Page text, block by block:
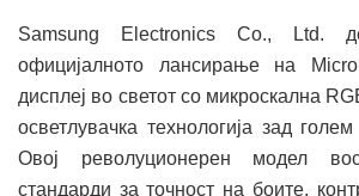
Samsung Electronics Co., Ltd.
официјалното лансирање на
дисплеј во светот со микроскална
осветлувачка технологија зад
Овој револуционерен модел
стандарди за точност на боите,